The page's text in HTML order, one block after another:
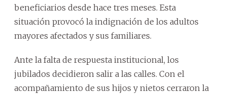
beneficiarios desde hace tres meses. Esta
situación provocó la indignación de los adultos
mayores afectados y sus familiares.
Ante la falta de respuesta institucional, los
jubilados decidieron salir a las calles. Con el
acompañamiento de sus hijos y nietos cerraron la